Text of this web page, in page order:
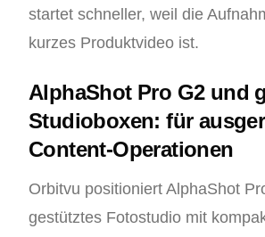
startet schneller, weil die
kurzes Produktvideo ist.
AlphaShot Pro G2 und
Studioboxen: für
Content-Operationen
Orbitvu positioniert AlphaShot
gestütztes Fotostudio mit